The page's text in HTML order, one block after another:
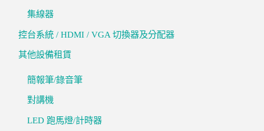
集線器
控台系統 / HDMI / VGA 切換器及分配器
其他設備租賃
簡報筆/錄音筆
對講機
LED 跑馬燈/計時器